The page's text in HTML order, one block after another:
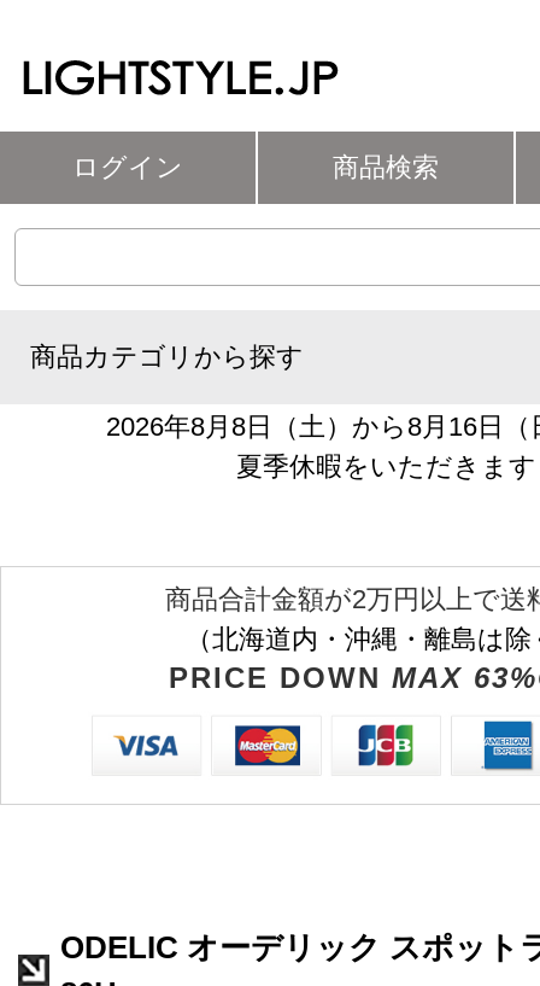
ログイン 商品検索
商品カテゴリから探す
2026年8月8日（土）から8月16日
夏季休暇をいただきます
商品合計金額が2万円以上で送
（北海道内・沖縄・離島は
PRICE DOWN MAX
ODELIC オーデリック スポット